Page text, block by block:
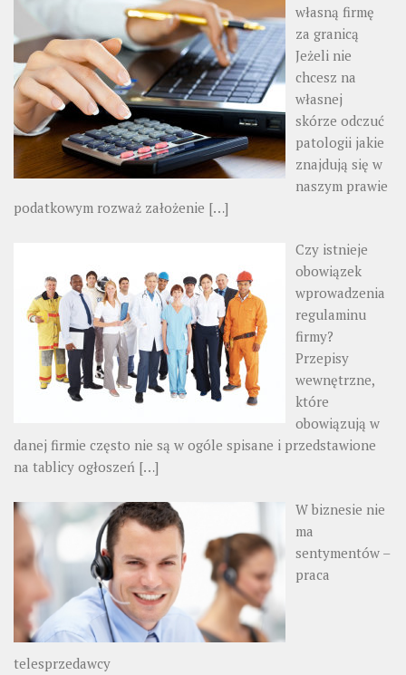
własną firmę
za granicą
Jeżeli nie
chcesz na
własnej
skórze odczuć
patologii jakie
znajdują się w
naszym prawie
podatkowym rozważ założenie […]
Czy istnieje
obowiązek
wprowadzenia
regulaminu
firmy?
Przepisy
wewnętrzne,
które
obowiązują w
danej firmie często nie są w ogóle spisane i przedstawione
na tablicy ogłoszeń […]
W biznesie nie
ma
sentymentów –
praca
telesprzedawcy